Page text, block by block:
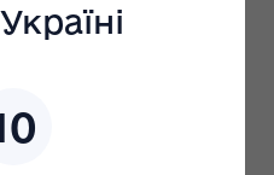
портал
Держлікслужби